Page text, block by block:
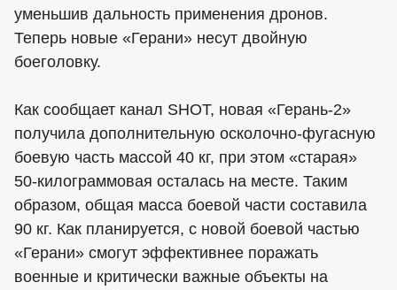
уменьшив дальность применения дронов.
Теперь новые «Герани» несут двойную
боеголовку.
Как сообщает канал SHOT, новая «Герань-2»
получила дополнительную осколочно-фугасную
боевую часть массой 40 кг, при этом «старая»
50-килограммовая осталась на месте. Таким
образом, общая масса боевой части составила
90 кг. Как планируется, с новой боевой частью
«Герани» смогут эффективнее поражать
военные и критически важные объекты на